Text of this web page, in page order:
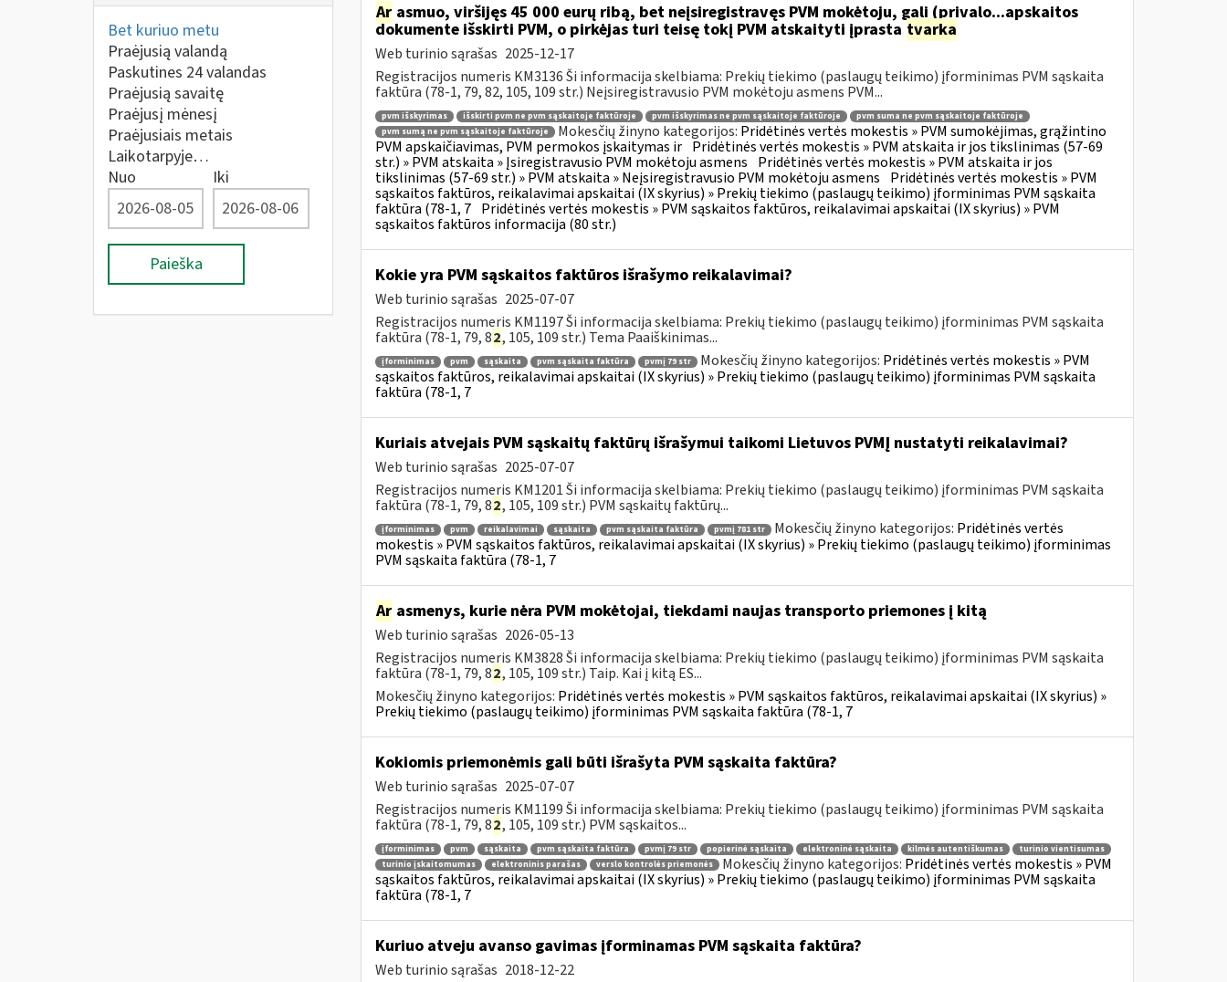
Bet kuriuo metu
Praėjusią valandą
Paskutines 24 valandas
Praėjusią savaitę
Praėjusį mėnesį
Praėjusiais metais
Laikotarpyje…
Nuo
Iki
Paieška
Arasmuo, viršijęs 45 000 eurų ribą, bet neįsiregistravęs PVM mokėtoju, gali (privalo...apskaitos
dokumente išskirti PVM, o pirkėjas turi teisę tokį PVM atskaityti įprasta tvarka
Web turinio sąrašas 2025-12-17
Registracijos numeris KM3136 Ši informacija skelbiama: Prekių tiekimo (paslaugų teikimo) įforminimas PVM sąskaita
faktūra (78-1, 79, 82, 105, 109 str.) Neįsiregistravusio PVM mokėtoju asmens PVM...
pvm išskyrimas išskirti pvm ne pvm sąskaitoje faktūroje pvm išskyrimas ne pvm sąskaitoje faktūroje
pvm suma ne pvm sąskaitoje faktūroje
pvm sumą ne pvm sąskaitoje faktūroje
Mokesčių žinyno kategorijos: Pridėtinės vertės mokestis » PVM sumokėjimas, grąžintino
PVM apskaičiavimas, PVM permokos įskaitymas ir Pridėtinės vertės mokestis » PVM atskaita ir jos tikslinimas (57-69
str.) » PVM atskaita » Įsiregistravusio PVM mokėtoju asmens Pridėtinės vertės mokestis » PVM atskaita ir jos
tikslinimas (57-69 str.) » PVM atskaita » Neįsiregistravusio PVM mokėtoju asmens Pridėtinės vertės mokestis » PVM
sąskaitos faktūros, reikalavimai apskaitai (IX skyrius) » Prekių tiekimo (paslaugų teikimo) įforminimas PVM sąskaita
faktūra (78-1, 7 Pridėtinės vertės mokestis » PVM sąskaitos faktūros, reikalavimai apskaitai (IX skyrius) » PVM
sąskaitos faktūros informacija (80 str.)
Kokie yra PVM sąskaitos faktūros išrašymo reikalavimai?
Web turinio sąrašas 2025-07-07
Registracijos numeris KM1197 Ši informacija skelbiama: Prekių tiekimo (paslaugų teikimo) įforminimas PVM sąskaita
faktūra (78-1, 79, 82, 105, 109 str.) Tema Paaiškinimas...
įforminimas pvm sąskaita pvm sąskaita faktūra pvmį 79 str Mokesčių žinyno kategorijos: Pridėtinės vertės mokestis » PVM
sąskaitos faktūros, reikalavimai apskaitai (IX skyrius) » Prekių tiekimo (paslaugų teikimo) įforminimas PVM sąskaita
faktūra (78-1, 7
Kuriais atvejais PVM sąskaitų faktūrų išrašymui taikomi Lietuvos PVMĮ nustatyti reikalavimai?
Web turinio sąrašas 2025-07-07
Registracijos numeris KM1201 Ši informacija skelbiama: Prekių tiekimo (paslaugų teikimo) įforminimas PVM sąskaita
faktūra (78-1, 79, 82, 105, 109 str.) PVM sąskaitų faktūrų...
įforminimas pvm reikalavimai sąskaita pvm sąskaita faktūra pvmį 781 str Mokesčių žinyno kategorijos: Pridėtinės vertės
mokestis » PVM sąskaitos faktūros, reikalavimai apskaitai (IX skyrius) » Prekių tiekimo (paslaugų teikimo) įforminimas
PVM sąskaita faktūra (78-1, 7
Arasmenys, kurie nėra PVM mokėtojai, tiekdami naujas transporto priemones į kitą
Web turinio sąrašas 2026-05-13
Registracijos numeris KM3828 Ši informacija skelbiama: Prekių tiekimo (paslaugų teikimo) įforminimas PVM sąskaita
faktūra (78-1, 79, 82, 105, 109 str.) Taip. Kai į kitą ES...
Mokesčių žinyno kategorijos: Pridėtinės vertės mokestis » PVM sąskaitos faktūros, reikalavimai apskaitai (IX skyrius) »
Prekių tiekimo (paslaugų teikimo) įforminimas PVM sąskaita faktūra (78-1, 7
Kokiomis priemonėmis gali būti išrašyta PVM sąskaita faktūra?
Web turinio sąrašas 2025-07-07
Registracijos numeris KM1199 Ši informacija skelbiama: Prekių tiekimo (paslaugų teikimo) įforminimas PVM sąskaita
faktūra (78-1, 79, 82, 105, 109 str.) PVM sąskaitos...
įforminimas pvm sąskaita pvm sąskaita faktūra pvmį 79 str popierinė sąskaita elektroninė sąskaita kilmės autentiškumas
turinio vientisumas
turinio įskaitomumas
elektroninis parašas verslo kontrolės priemonės Mokesčių žinyno kategorijos: Pridėtinės vertės mokestis » PVM
sąskaitos faktūros, reikalavimai apskaitai (IX skyrius) » Prekių tiekimo (paslaugų teikimo) įforminimas PVM sąskaita
faktūra (78-1, 7
Kuriuo atveju avanso gavimas įforminamas PVM sąskaita faktūra?
Web turinio sąrašas 2018-12-22